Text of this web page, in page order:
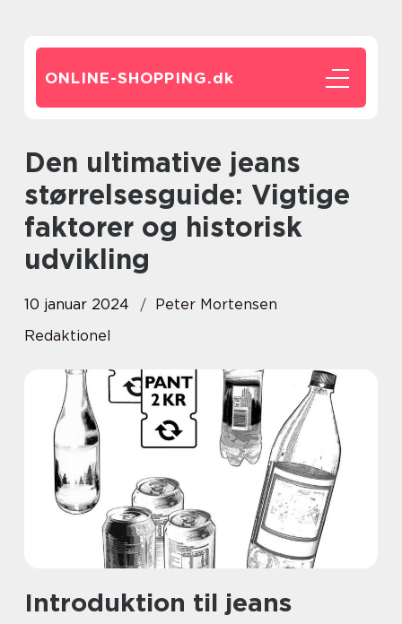
ONLINE-SHOPPING.dk
Den ultimative jeans
størrelsesguide: Vigtige
faktorer og historisk
udvikling
10 januar 2024
Peter Mortensen
Redaktionel
Introduktion til jeans